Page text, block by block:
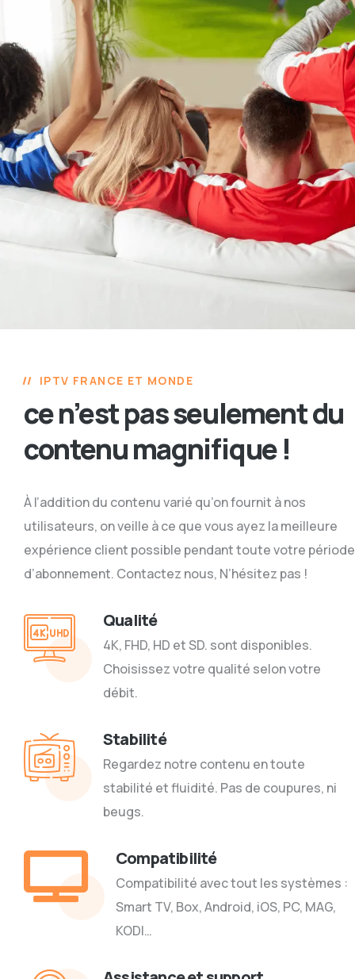
IPTV FRANCE ET MONDE
ce n’est pas seulement du
contenu magnifique !
À l’addition du contenu varié qu’on fournit à nos
utilisateurs, on veille à ce que vous ayez la meilleure
expérience client possible pendant toute votre période
d’abonnement. Contactez nous, N’hésitez pas !
Qualité
4K, FHD, HD et SD. sont disponibles.
Choisissez votre qualité selon votre
débit.
Stabilité
Regardez notre contenu en toute
stabilité et fluidité. Pas de coupures, ni
beugs.
Compatibilité
Compatibilité avec tout les systèmes :
Smart TV, Box, Android, iOS, PC, MAG,
KODI…